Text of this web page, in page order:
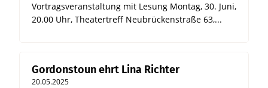
Vortragsveranstaltung mit Lesung Montag, 30. Juni,
20.00 Uhr, Theatertreff Neubrückenstraße 63,...
Gordonstoun ehrt Lina Richter
20.05.2025